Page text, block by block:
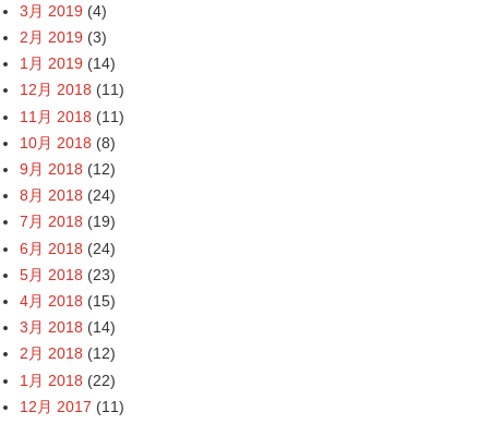
3月 2019 (4)
2月 2019 (3)
1月 2019 (14)
12月 2018 (11)
11月 2018 (11)
10月 2018 (8)
9月 2018 (12)
8月 2018 (24)
7月 2018 (19)
6月 2018 (24)
5月 2018 (23)
4月 2018 (15)
3月 2018 (14)
2月 2018 (12)
1月 2018 (22)
12月 2017 (11)